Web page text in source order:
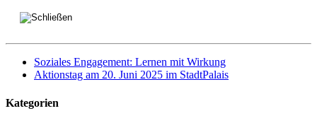
Soziales Engagement: Lernen mit Wirkung
Aktionstag am 20. Juni 2025 im StadtPalais
Kategorien